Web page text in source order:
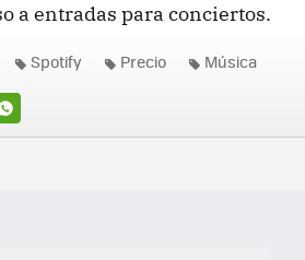
a entradas para conciertos.
Spotify Precio Música